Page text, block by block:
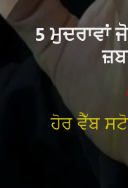
ਹੋਰ ਵੈੱਬ
5 ਮੁਦਰਾਵਾਂ